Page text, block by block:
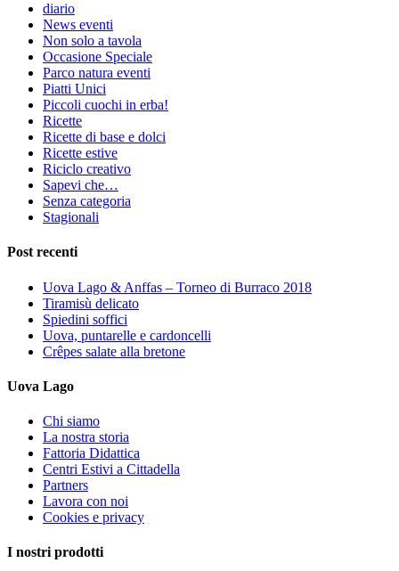
diario
News eventi
Non solo a tavola
Occasione Speciale
Parco natura eventi
Piatti Unici
Piccoli cuochi in erba!
Ricette
Ricette di base e dolci
Ricette estive
Riciclo creativo
Sapevi che…
Senza categoria
Stagionali
Post recenti
Uova Lago & Anffas – Torneo di Burraco 2018
Tiramisù delicato
Spiedini soffici
Uova, puntarelle e cardoncelli
Crêpes salate alla bretone
Uova Lago
Chi siamo
La nostra storia
Fattoria Didattica
Centri Estivi a Cittadella
Partners
Lavora con noi
Cookies e privacy
I nostri prodotti